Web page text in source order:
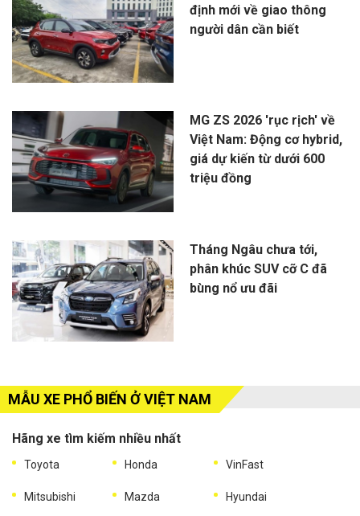
định mới về giao thông
người dân cần biết
MG ZS 2026 'rục rịch' về
Việt Nam: Động cơ hybrid,
giá dự kiến từ dưới 600
triệu đồng
Tháng Ngâu chưa tới,
phân khúc SUV cỡ C đã
bùng nổ ưu đãi
MẪU XE PHỔ BIẾN Ở VIỆT NAM
Hãng xe tìm kiếm nhiều nhất
Toyota Honda VinFast
Mitsubishi Mazda Hyundai